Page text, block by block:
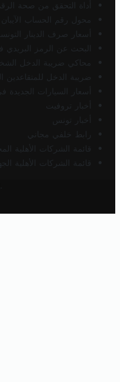
أداة التحقق من صحة
محول رقم الحساب
أسعار صرف الدينار
البحث عن الرمز البريدي
محاكي ضريبة الدخل
ضريبة الدخل للمتقاعدين
أسعار السيارات الجديدة
أخبار تروفيت
أخبار تونس
رابط خلفي مجاني
قائمة الشركات الأهلية
قائمة الشركات الأهلية